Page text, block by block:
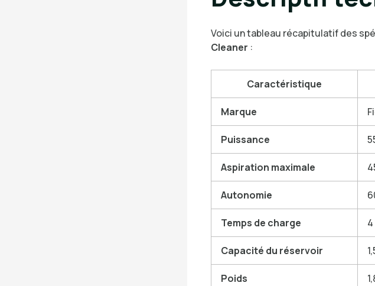
Voici un tableau récapitulatif des
Cleaner :
Caractéristique
Marque
Puissance
Aspiration maximale
Autonomie
Temps de charge
Capacité du réservoir
Poids